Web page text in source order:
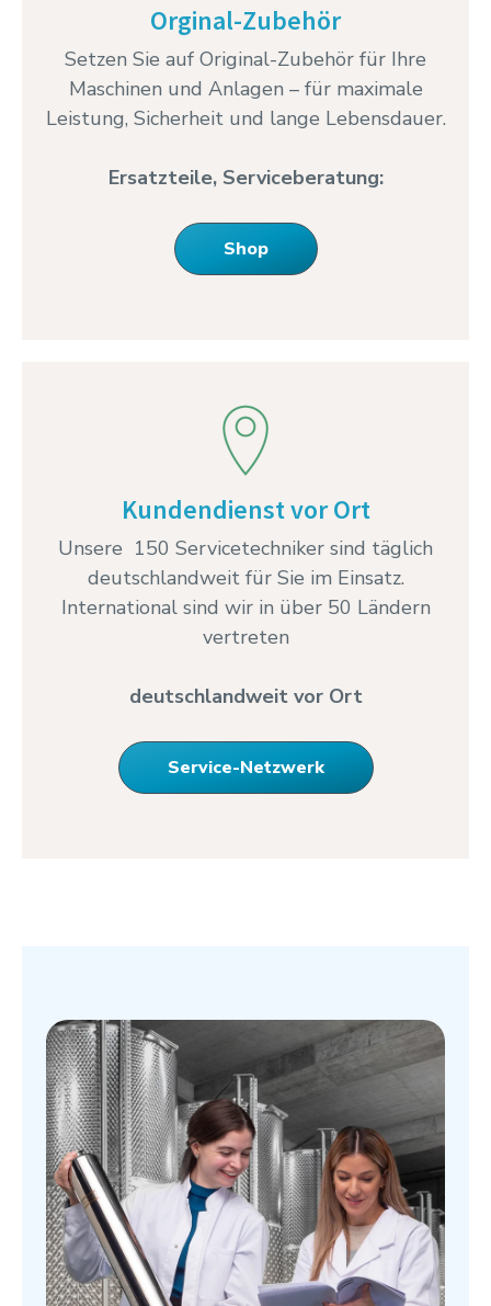
Orginal-Zubehör
Setzen Sie auf Original-Zubehör für Ihre
Maschinen und Anlagen – für maximale
Leistung, Sicherheit und lange Lebensdauer.
Ersatzteile, Serviceberatung:
Shop
Kundendienst vor Ort
Unsere 150 Servicetechniker sind täglich
deutschlandweit für Sie im Einsatz.
International sind wir in über 50 Ländern
vertreten
deutschlandweit vor Ort
Service-Netzwerk